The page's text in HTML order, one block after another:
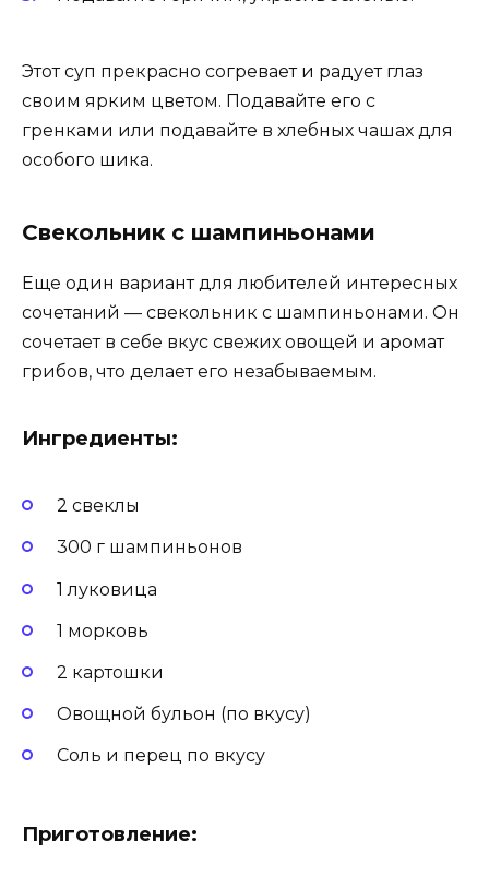
Этот суп прекрасно согревает и радует глаз
своим ярким цветом. Подавайте его с
гренками или подавайте в хлебных чашах для
особого шика.
Свекольник с шампиньонами
Еще один вариант для любителей интересных
сочетаний — свекольник с шампиньонами. Он
сочетает в себе вкус свежих овощей и аромат
грибов, что делает его незабываемым.
Ингредиенты:
2 свеклы
300 г шампиньонов
1 луковица
1 морковь
2 картошки
Овощной бульон (по вкусу)
Соль и перец по вкусу
Приготовление: